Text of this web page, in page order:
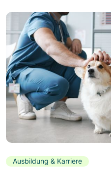
Ausbildung & Karriere